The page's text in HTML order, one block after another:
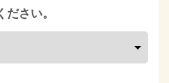
さい。